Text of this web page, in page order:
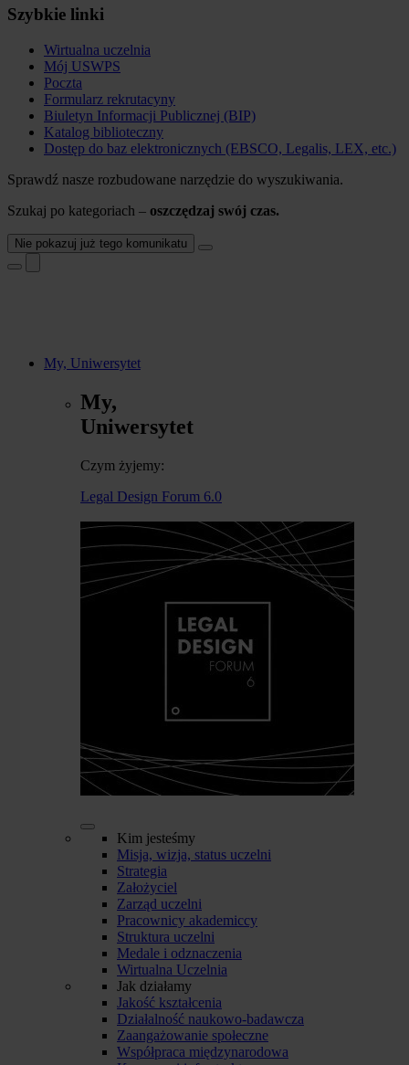
Szybkie linki
Wirtualna uczelnia
Mój USWPS
Poczta
Formularz rekrutacyny
Biuletyn Informacji Publicznej (BIP)
Katalog biblioteczny
Dostęp do baz elektronicznych (EBSCO, Legalis, LEX, etc.)
Sprawdź nasze rozbudowane narzędzie do wyszukiwania.
Szukaj po kategoriach – oszczędzaj swój czas.
Nie pokazuj już tego komunikatu
My, Uniwersytet
My,
Uniwersytet
Czym żyjemy:
Legal Design Forum 6.0
Kim jesteśmy
Misja, wizja, status uczelni
Strategia
Założyciel
Zarząd uczelni
Pracownicy akademiccy
Struktura uczelni
Medale i odznaczenia
Wirtualna Uczelnia
Jak działamy
Jakość kształcenia
Działalność naukowo-badawcza
Zaangażowanie społeczne
Współpraca międzynarodowa